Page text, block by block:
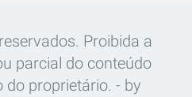
Proibida a
parcial do conteúdo
do proprietário. - by